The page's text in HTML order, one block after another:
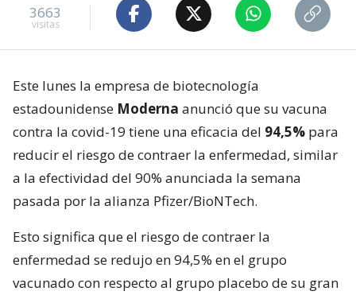
3663
visitas
Este lunes la empresa de biotecnología
estadounidense Moderna anunció que su vacuna
contra la covid-19 tiene una eficacia del 94,5% para
reducir el riesgo de contraer la enfermedad, similar
a la efectividad del 90% anunciada la semana
pasada por la alianza Pfizer/BioNTech.
Esto significa que el riesgo de contraer la
enfermedad se redujo en 94,5% en el grupo
vacunado con respecto al grupo placebo de su gran